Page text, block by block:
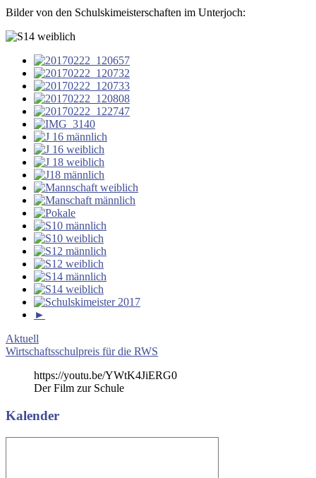
Bilder von den Schulskimeisterschaften im Unterjoch:
►
Beitragsnavigation
Vorheriger
Beitrag:
Aktuell
Nächster
Wirtschaftsschulpreis für die RWS
https://youtu.be/YWtK4JiERG0
Der Film zur Schule
Kalender